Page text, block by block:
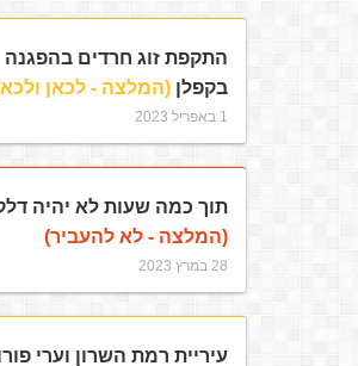
התקפת זוג חרדים בהפגנה
בקפלן(המלצה - לכאן
1 באפריל 2023
תוך כמה שעות לא יהיה
(המלצה - לא להעביר)
28 במרץ 2023
עיריית רמת השרון וערי